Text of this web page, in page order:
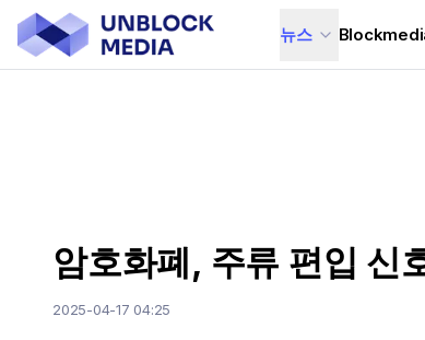
뉴스
암호화폐, 주류 편입 신
2025-04-17 04:25